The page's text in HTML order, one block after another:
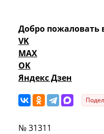
Добро пожаловать
VK
MAX
OK
Яндекс Дзен
№ 31311